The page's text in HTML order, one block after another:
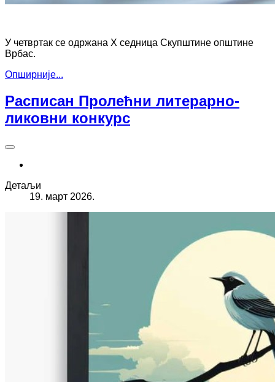
У четвртак се одржана X седница Скупштине општине
Врбас.
Опширније...
Расписан Пролећни литерарно-
ликовни конкурс
Детаљи
19. март 2026.